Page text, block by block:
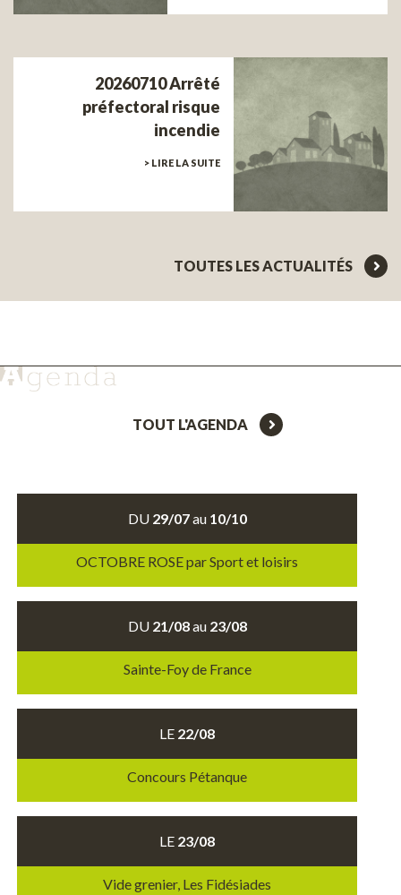
20260710 Arrêté
préfectoral risque
incendie
> LIRE LA SUITE
TOUTES LES ACTUALITÉS
TOUT L'AGENDA
DU 29/07au 10/10
OCTOBRE ROSE par Sport et loisirs
DU 21/08au 23/08
Sainte-Foy de France
LE 22/08
Concours Pétanque
LE 23/08
Vide grenier, Les Fidésiades